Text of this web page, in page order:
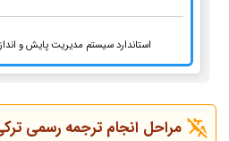
استاندارد سیستم مدیریت پایش و
مراحل انجام ترجمه رسمی